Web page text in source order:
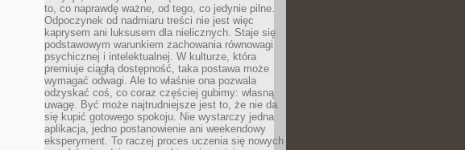
to, co naprawdę ważne, od tego, co jedynie pilne.
Odpoczynek od nadmiaru treści nie jest więc
kaprysem ani luksusem dla nielicznych. Staje się
podstawowym warunkiem zachowania równowagi
psychicznej i intelektualnej. W kulturze, która
premiuje ciągłą dostępność, taka postawa może
wymagać odwagi. Ale to właśnie ona pozwala
odzyskać coś, co coraz częściej gubimy: własną
uwagę. Być może najtrudniejsze jest to, że nie da
się kupić gotowego spokoju. Nie wystarczy jedna
aplikacja, jedno postanowienie ani weekendowy
eksperyment. To raczej proces uczenia się nowych